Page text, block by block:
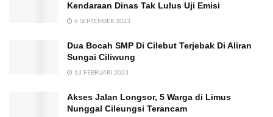
Kendaraan Dinas Tak Lulus Uji Emisi
6 SEPTEMBER 2023
Dua Bocah SMP Di Cilebut Terjebak Di Aliran
Sungai Ciliwung
13 FEBRUARI 2023
Akses Jalan Longsor, 5 Warga di Limus
Nunggal Cileungsi Terancam